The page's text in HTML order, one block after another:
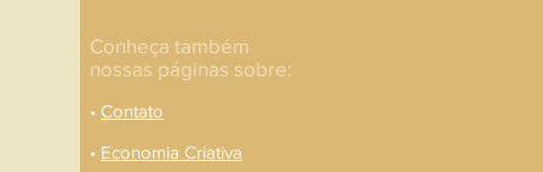
Conheça também
nossas páginas sobre:
• Contato
• Economia Criativa